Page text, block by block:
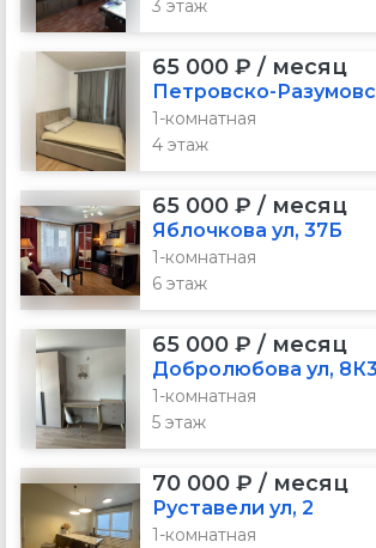
3 этаж
65 000 ₽ / месяц
Петровско-
1-комнатная
4 этаж
65 000 ₽ / месяц
Яблочкова ул, 37Б
1-комнатная
6 этаж
65 000 ₽ / месяц
Добролюбова ул, 8К3
1-комнатная
5 этаж
70 000 ₽ / месяц
Руставели ул, 2
1-комнатная